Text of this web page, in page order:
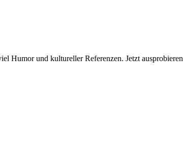
Humor und kultureller Referenzen. Jetzt